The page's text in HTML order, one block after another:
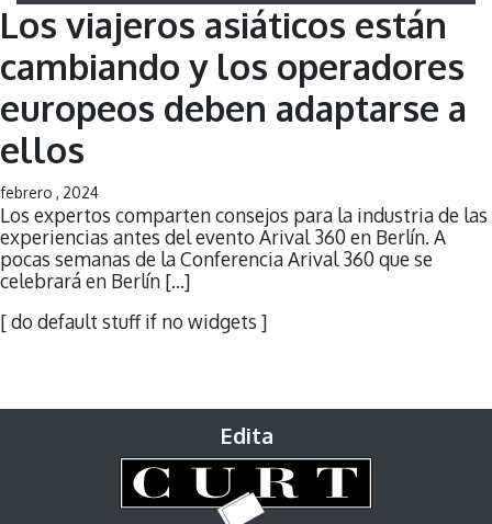
Los viajeros asiáticos están
cambiando y los operadores
europeos deben adaptarse a
ellos
febrero , 2024
Los expertos comparten consejos para la industria de las
experiencias antes del evento Arival 360 en Berlín. A
pocas semanas de la Conferencia Arival 360 que se
celebrará en Berlín […]
[ do default stuff if no widgets ]
Edita